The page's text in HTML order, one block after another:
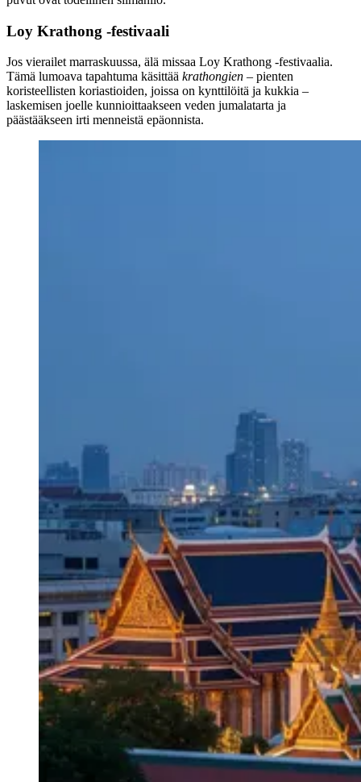
Loy Krathong -festivaali
Jos vierailet marraskuussa, älä missaa Loy Krathong -festivaalia.
Tämä lumoava tapahtuma käsittää krathongien – pienten
koristeellisten koriastioiden, joissa on kynttilöitä ja kukkia –
laskemisen joelle kunnioittaakseen veden jumalatarta ja
päästääkseen irti menneistä epäonnista.